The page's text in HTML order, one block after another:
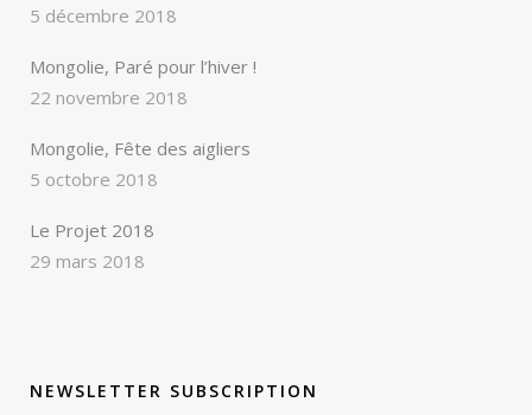
5 décembre 2018
Mongolie, Paré pour l’hiver !
22 novembre 2018
Mongolie, Fête des aigliers
5 octobre 2018
Le Projet 2018
29 mars 2018
NEWSLETTER SUBSCRIPTION